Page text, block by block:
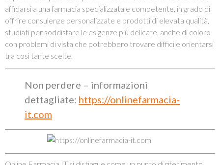
affidarsi a una farmacia specializzata e competente, in grado di
offrire consulenze personalizzate e prodotti di elevata qualità,
studiati per soddisfare le esigenze più delicate, anche di coloro
con problemi di vista che potrebbero trovare difficile orientarsi
tra così tante scelte.
Non perdere – informazioni
dettagliate: https://onlinefarmacia-
it.com